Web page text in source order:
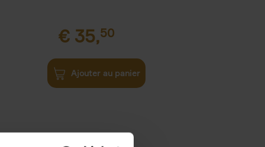
€ 35,50
Ajouter au panier